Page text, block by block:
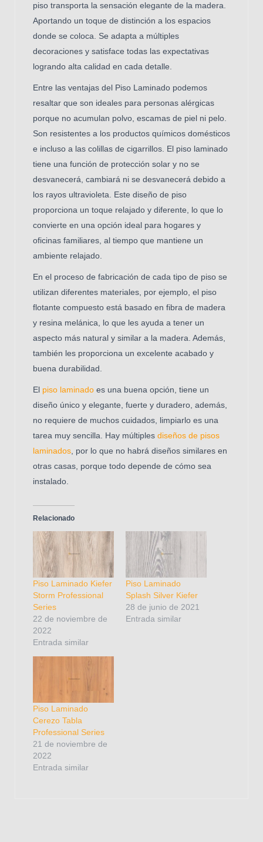
piso transporta la sensación elegante de la madera.
Aportando un toque de distinción a los espacios
donde se coloca. Se adapta a múltiples
decoraciones y satisface todas las expectativas
logrando alta calidad en cada detalle.
Entre las ventajas del Piso Laminado podemos
resaltar que son ideales para personas alérgicas
porque no acumulan polvo, escamas de piel ni pelo.
Son resistentes a los productos químicos domésticos
e incluso a las colillas de cigarrillos. El piso laminado
tiene una función de protección solar y no se
desvanecerá, cambiará ni se desvanecerá debido a
los rayos ultravioleta. Este diseño de piso
proporciona un toque relajado y diferente, lo que lo
convierte en una opción ideal para hogares y
oficinas familiares, al tiempo que mantiene un
ambiente relajado.
En el proceso de fabricación de cada tipo de piso se
utilizan diferentes materiales, por ejemplo, el piso
flotante compuesto está basado en fibra de madera
y resina melánica, lo que les ayuda a tener un
aspecto más natural y similar a la madera. Además,
también les proporciona un excelente acabado y
buena durabilidad.
El piso laminado es una buena opción, tiene un
diseño único y elegante, fuerte y duradero, además,
no requiere de muchos cuidados, limpiarlo es una
tarea muy sencilla. Hay múltiples diseños de pisos
laminados , por lo que no habrá diseños similares en
otras casas, porque todo depende de cómo sea
instalado.
Relacionado
Piso Laminado Kiefer
Storm Professional
Series
22 de noviembre de
2022
Entrada similar
Piso Laminado
Splash Silver Kiefer
28 de junio de 2021
Entrada similar
Piso Laminado
Cerezo Tabla
Professional Series
21 de noviembre de
2022
Entrada similar